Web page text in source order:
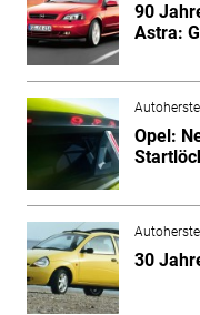
90
Astra:
Opel:
30